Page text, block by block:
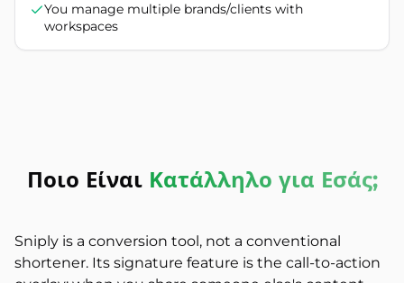
You manage multiple brands/clients with
workspaces
Ποιο Είναι Κατάλληλο για Εσάς;
Sniply is a conversion tool, not a conventional
shortener. Its signature feature is the call-to-action